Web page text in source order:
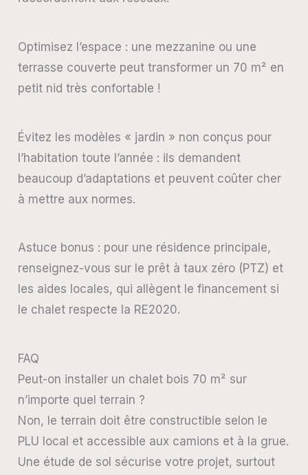
Optimisez l’espace : une mezzanine ou une
terrasse couverte peut transformer un 70 m² en
petit nid très confortable !
Évitez les modèles « jardin » non conçus pour
l’habitation toute l’année : ils demandent
beaucoup d’adaptations et peuvent coûter cher
à mettre aux normes.
Astuce bonus : pour une résidence principale,
renseignez-vous sur le prêt à taux zéro (PTZ) et
les aides locales, qui allègent le financement si
le chalet respecte la RE2020.
FAQ
Peut-on installer un chalet bois 70 m² sur
n’importe quel terrain ?
Non, le terrain doit être constructible selon le
PLU local et accessible aux camions et à la grue.
Une étude de sol sécurise votre projet, surtout